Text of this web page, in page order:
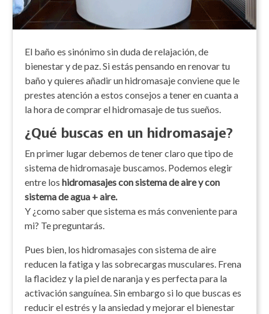
El baño es sinónimo sin duda de relajación, de
bienestar y de paz. Si estás pensando en renovar tu
baño y quieres añadir un hidromasaje conviene que le
prestes atención a estos consejos a tener en cuanta a
la hora de comprar el hidromasaje de tus sueños.
¿Qué buscas en un hidromasaje?
En primer lugar debemos de tener claro que tipo de
sistema de hidromasaje buscamos. Podemos elegir
entre los hidromasajes con sistema de aire y con
sistema de agua + aire.
Y ¿como saber que sistema es más conveniente para
mi? Te preguntarás.
Pues bien, los hidromasajes con sistema de aire
reducen la fatiga y las sobrecargas musculares. Frena
la flacidez y la piel de naranja y es perfecta para la
activación sanguínea. Sin embargo si lo que buscas es
reducir el estrés y la ansiedad y mejorar el bienestar